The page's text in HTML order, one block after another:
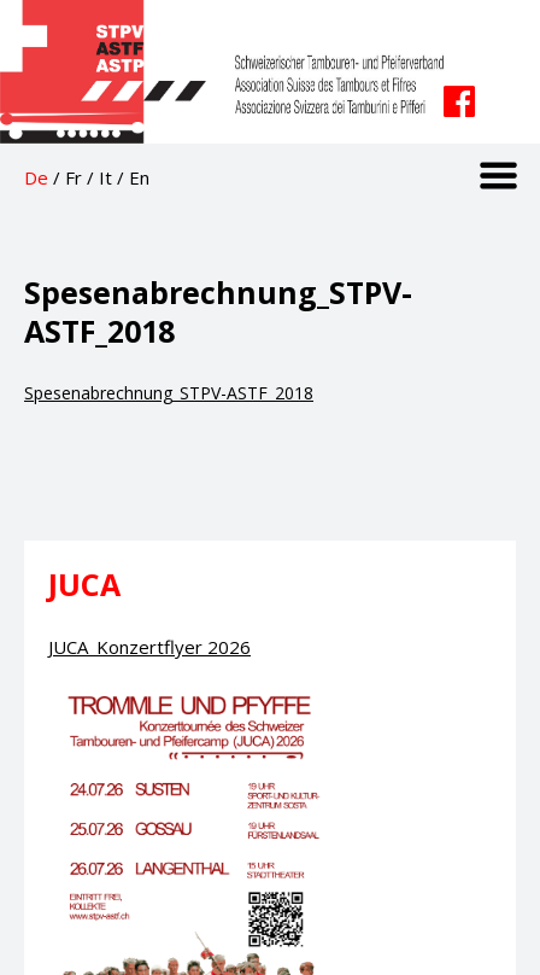
De / Fr / It / En
Spesenabrechnung_STPV-
ASTF_2018
Spesenabrechnung_STPV-ASTF_2018
JUCA
JUCA_Konzertflyer 2026